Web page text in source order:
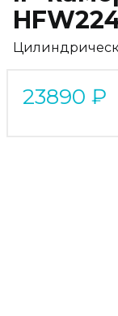
23890 ₽